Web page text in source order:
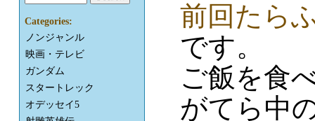
前回たら
です。
ご飯を食
がてら中
Categories:
ノンジャンル
映画・テレビ
ガンダム
スタートレック
オデッセイ5